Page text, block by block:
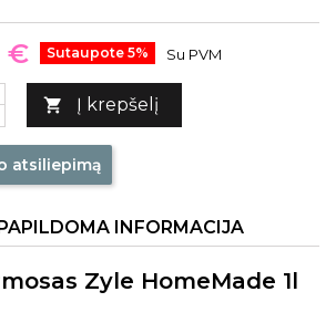
€ Sutaupote 5% Su PVM
 Į krepšelį
atsiliepimą
INFORMACIJA
Zyle HomeMade 1l